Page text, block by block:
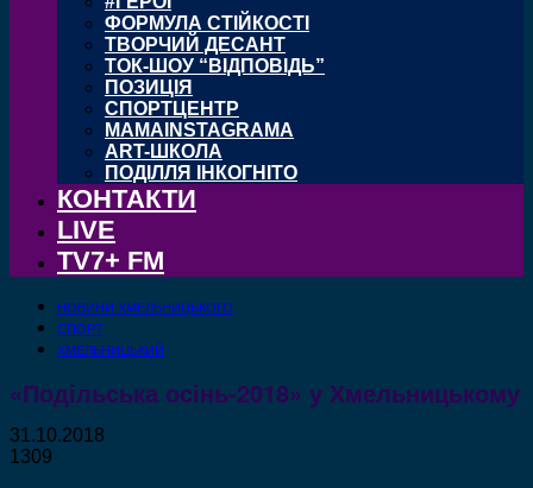
ФОРМУЛА СТІЙКОСТІ
ТВОРЧИЙ ДЕСАНТ
ТОК-ШОУ “ВІДПОВІДЬ”
ПОЗИЦІЯ
СПОРТЦЕНТР
MAMAINSTAGRAMA
ART-ШКОЛА
ПОДІЛЛЯ ІНКОГНІТО
КОНТАКТИ
LIVE
TV7+ FM
НОВИНИ ХМЕЛЬНИЦЬКОГО
СПОРТ
ХМЕЛЬНИЦЬКИЙ
«Подільська осінь-2018» у Хмельницькому
31.10.2018
1309